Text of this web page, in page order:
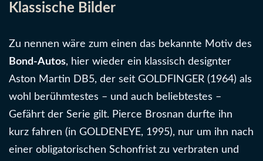
Klassische Bilder
Zu nennen wäre zum einen das bekannte Motiv des
Bond-Autos, hier wieder ein klassisch designter
Aston Martin DB5, der seit GOLDFINGER (1964) als
wohl berühmtestes – und auch beliebtestes –
Gefährt der Serie gilt. Pierce Brosnan durfte ihn
kurz fahren (in GOLDENEYE, 1995), nur um ihn nach
einer obligatorischen Schonfrist zu verbraten und